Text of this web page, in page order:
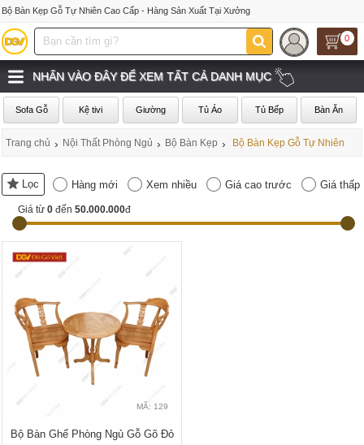
Bộ Bàn Kẹp Gỗ Tự Nhiên Cao Cấp - Hàng Sản Xuất Tại Xưởng
0
NHẤN VÀO ĐÂY ĐỂ XEM TẤT CẢ DANH MỤC
Sofa Gỗ Kệ tivi Giường Tủ Áo Tủ Bếp Bàn Ăn
Trang chủ › Nội Thất Phòng Ngủ › Bộ Bàn Kẹp › Bộ Bàn Kẹp Gỗ Tự Nhiên
Lọc Hàng mới Xem nhiều Giá cao trước Giá
Giá từ0 đến50.000.000đ
MÃ: 129
Bộ Bàn Ghế Phòng Ngủ Gỗ Gõ Đỏ